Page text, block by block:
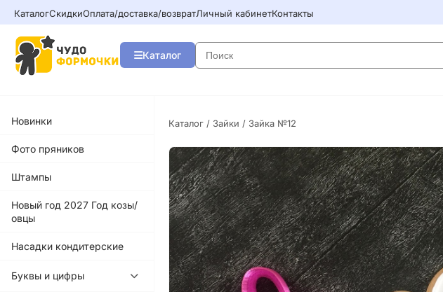
КаталогСкидкиОплата/доставка/возвратЛичный кабинетКонтакты
Каталог
Новинки
Фото пряников
Штампы
Новый год 2027 Год козы/
овцы
Насадки кондитерские
Буквы и цифры
Каталог / Зайки / Зайка №12